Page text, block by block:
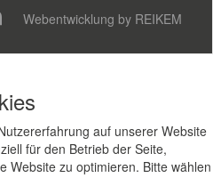
Webentwicklung by REIKEM
auf unserer Website
für den Betrieb der Seite,
Website zu optimieren. Bitte wählen